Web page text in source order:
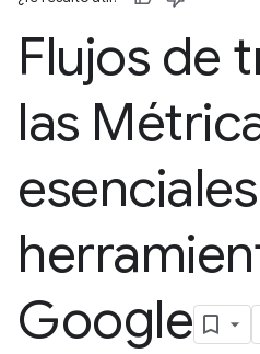
Flujos de
las
Google